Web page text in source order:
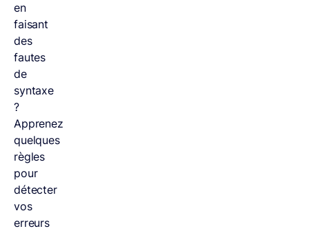
en
faisant
des
fautes
de
syntaxe
?
Apprenez
quelques
règles
pour
détecter
vos
erreurs